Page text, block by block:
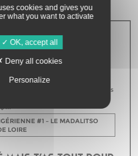
LIGÉRIENNE #1 – LE
EN VAL DE
la DRAC Centre-Val-de-Loire dans
« Mieux produire mieux
#1 – LE MADALITSO
LOIRE
cookies and gives you
what you want to activate
OK, accept all
Deny all cookies
Personalize